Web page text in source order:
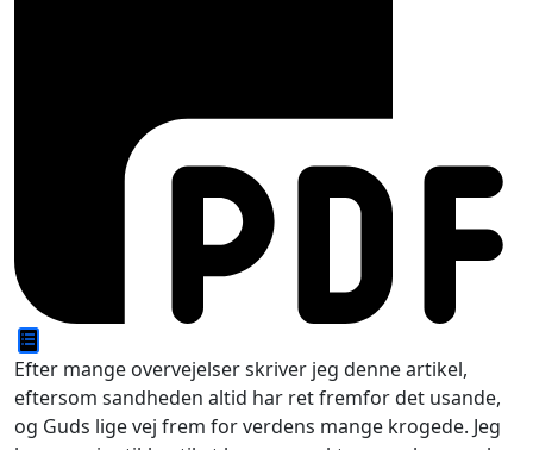
Efter mange overvejelser skriver jeg denne artikel,
eftersom sandheden altid har ret fremfor det usande,
og Guds lige vej frem for verdens mange krogede. Jeg